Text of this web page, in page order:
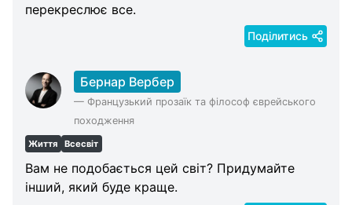
перекреслює все.
Поділитись
Бернар Вербер
—Французький прозаїк та філософ єврейського
походження
Життя Всесвіт
Вам не подобається цей світ? Придумайте
інший, який буде краще.